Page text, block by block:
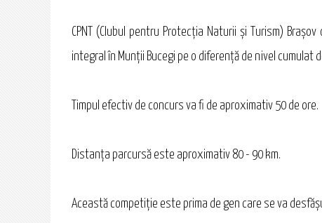
CPNT (Clubul pentru Protecţia Naturii şi Turism)
integral în Munţii Bucegi pe o diferenţă de nivel cumulat
Timpul efectiv de concurs va fi de aproximativ 50 de ore.
Distanţa parcursă este aproximativ 80 - 90 km.
Această competiţie este prima de gen care se va